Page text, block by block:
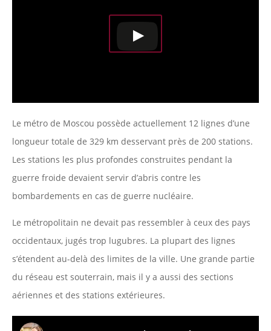
Le métro de Moscou possède actuellement 12 lignes d’une
longueur totale de 329 km desservant près de 200 stations.
Les stations les plus profondes construites pendant la
guerre froide devaient servir d’abris contre les
bombardements en cas de guerre nucléaire.
Le métropolitain ne devait pas ressembler à ceux des pays
occidentaux, jugés trop lugubres. La plupart des lignes
s’étendent au-delà des limites de la ville. Une grande partie
du réseau est souterrain, mais il y a aussi des sections
aériennes et des stations extérieures.